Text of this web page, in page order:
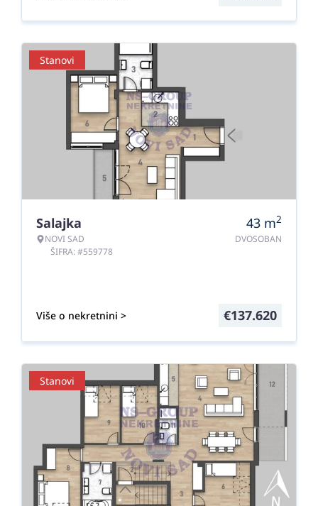
Stanovi
Salajka
NOVI SAD
ŠIFRA: #559778
43 m2
DVOSOBAN
Više o nekretnini > €137.620
Stanovi